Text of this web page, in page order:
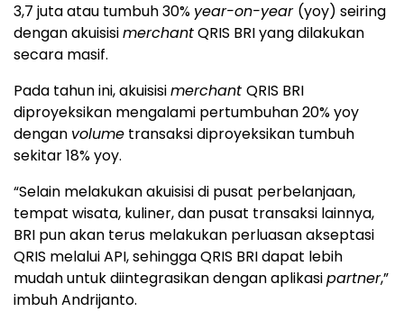
3,7 juta atau tumbuh 30% year-on-year (yoy) seiring
dengan akuisisimerchantQRIS BRI yang dilakukan
secara masif.
Pada tahun ini, akuisisimerchant QRIS BRI
diproyeksikan mengalami pertumbuhan 20% yoy
dengan volume transaksi diproyeksikan tumbuh
sekitar 18% yoy.
“Selain melakukan akuisisi di pusat perbelanjaan,
tempat wisata, kuliner, dan pusat transaksi lainnya,
BRI pun akan terus melakukan perluasan akseptasi
QRIS melalui API, sehingga QRIS BRI dapat lebih
mudah untuk diintegrasikan dengan aplikasipartner,”
imbuh Andrijanto.